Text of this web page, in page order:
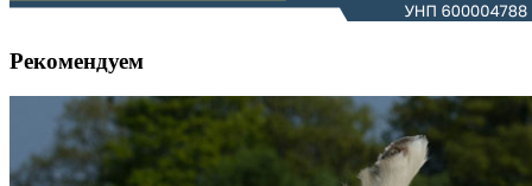
Рекомендуем